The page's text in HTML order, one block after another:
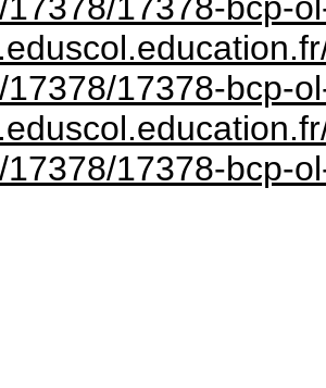
17378-bcp-
17378-bcp-